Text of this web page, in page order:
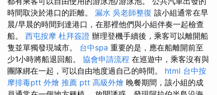
時間取決於港口的距離。 漏水 吳老師整復 該小組通常在早
晨/早晨的時間到達港口，在那裡他們與小組伴奏一起檢查
船。 西屯按摩 杜拜簽證 辦理登機手續後，乘客可以離開船
隻並單獨發現城市。 台中spa 重要的是，應在船離開前至
少1小時將船退回船。 協會申請流程 在巡遊中，乘客沒有與
團隊綁在一起，可以自由地度過自己的時間。 html 台中按
摩排毒ptt 外燴 推薦 ptt 高級外燴 晚餐期間，該小組的成